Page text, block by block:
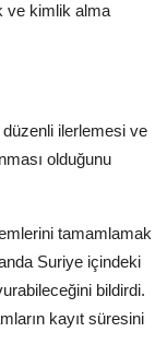
ve kimlik alma
ilerlemesi ve
olduğunu
tamamlamak
Suriye içindeki
bildirdi.
kayıt süresini